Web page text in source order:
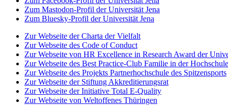
Zum Mastodon-Profil der Universität Jena
Zum Bluesky-Profil der Universität Jena
Zur Webseite der Charta der Vielfalt
Zur Webseite des Code of Conduct
Zur Webseite von HR Excellence in Research Award der
Zur Webseite des Best Practice-Club Familie in der Hochschule
Zur Webseite des Projekts Partnerhochschule des Spitzensports
Zur Webseite der Stiftung Akkreditierungsrat
Zur Webseite der Initiative Total E-Quality
Zur Webseite von Weltoffenes Thüringen